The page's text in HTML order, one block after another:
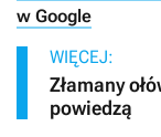
w Google
WIĘCEJ:
Złamany
powiedzą